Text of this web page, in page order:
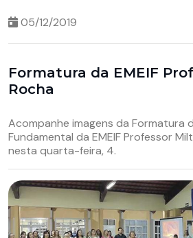
05/12/2019
Formatura da EMEIF
Rocha
Acompanhe imagens da Formatura
Fundamental da EMEIF Professor
nesta quarta-feira, 4.